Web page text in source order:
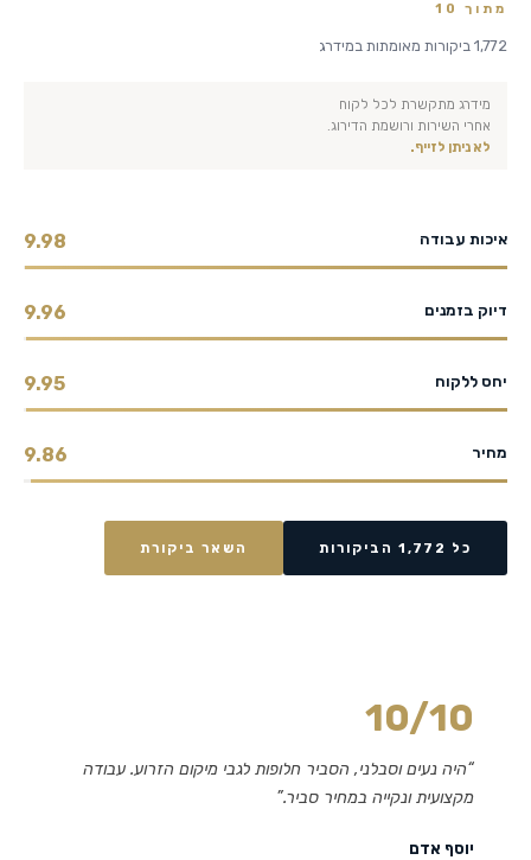
מתוך 10
1,772 ביקורות מאומתות במידרג
מידרג מתקשרת לכל לקוח
אחרי השירות ורושמת הדירוג.
לא ניתן לזייף.
איכות עבודה 9.98
דיוק בזמנים 9.96
יחס ללקוח 9.95
מחיר 9.86
כל 1,772 הביקורות השאר ביקורת
10/10
“היה נעים וסבלני, הסביר חלופות לגבי מיקום הזרוע. עבודה
מקצועית ונקייה במחיר סביר.”
יוסף אדם